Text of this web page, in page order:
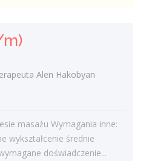
Alen Hakobyan
masażu Wymagania inne:
wykształcenie średnie
doświadczenie...